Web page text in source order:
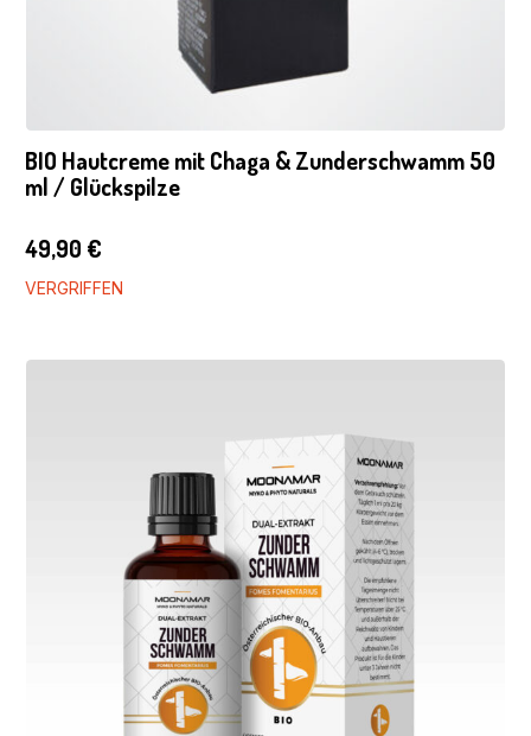
BIO Hautcreme mit Chaga & Zunderschwamm 50
ml / Glückspilze
49,90 €
VERGRIFFEN